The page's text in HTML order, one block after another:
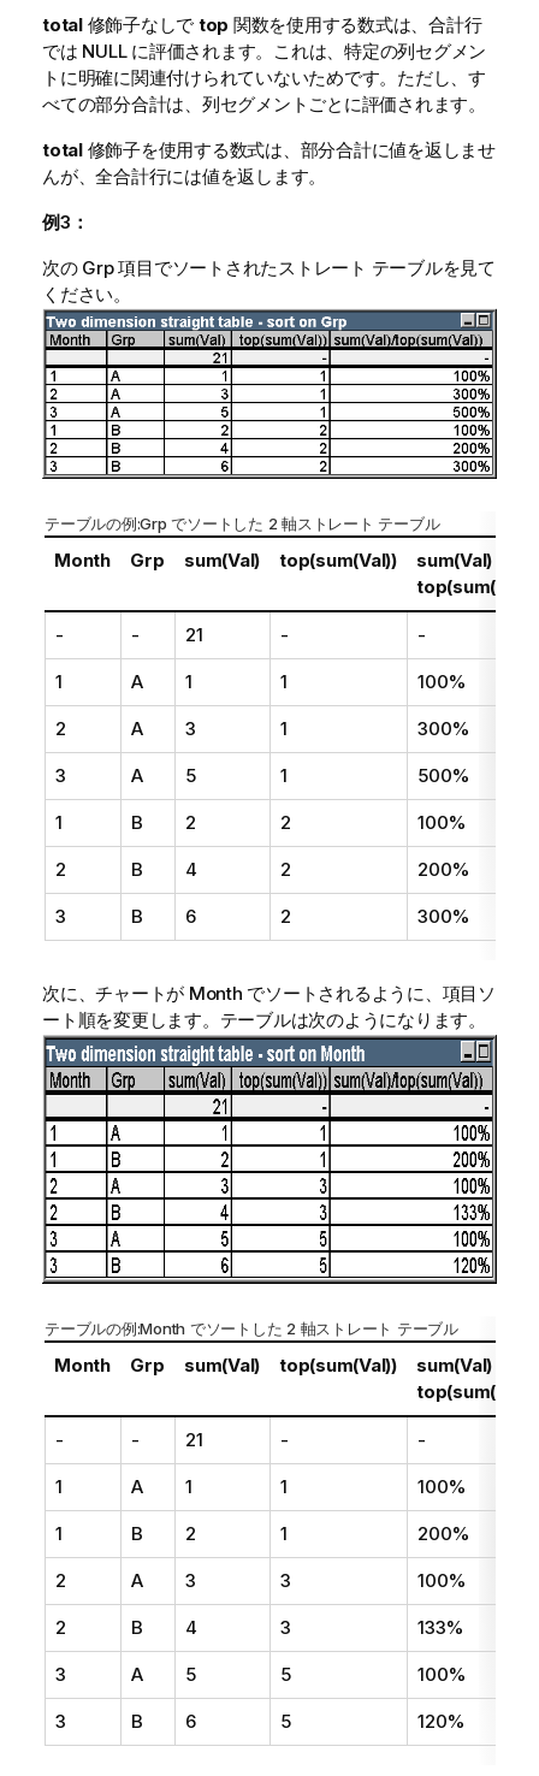
total修飾子なしで top 関数を使用する数式は、合計行
では NULL に評価されます。これは、特定の列セグメン
トに明確に関連付けられていないためです。ただし、す
べての部分合計は、列セグメントごとに評価されます。
total修飾子を使用する数式は、部分合計に値を返しませ
んが、全合計行には値を返します。
例3：
次の Grp 項目でソートされたストレート テーブルを見て
ください。
テーブルの例:Grp でソートした 2 軸ストレート テーブル
Month Grp sum(Val) top(sum(Val))
sum(Val) /
top(sum(Val))
- - 21 - -
1 A 1 1 100%
2 A 3 1 300%
3 A 5 1 500%
1 B 2 2 100%
2 B 4 2 200%
3 B 6 2 300%
次に、チャートが Month でソートされるように、項目ソ
ート順を変更します。テーブルは次のようになります。
テーブルの例:Month でソートした 2 軸ストレート テーブル
Month Grp sum(Val) top(sum(Val))
sum(Val) /
top(sum(Val))
- - 21 - -
1 A 1 1 100%
1 B 2 1 200%
2 A 3 3 100%
2 B 4 3 133%
3 A 5 5 100%
3 B 6 5 120%